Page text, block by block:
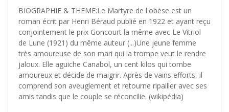
BIOGRAPHIE & THEME:Le Martyre de l'obèse est un
roman écrit par Henri Béraud publié en 1922 et ayant reçu
conjointement le prix Goncourt la même avec Le Vitriol
de Lune (1921) du même auteur (...)Une jeune femme
très amoureuse de son mari qui la trompe veut le rendre
jaloux. Elle aguiche Canabol, un cent kilos qui tombe
amoureux et décide de maigrir. Après de vains efforts, il
comprend son aveuglement et retourne ripailler avec ses
amis tandis que le couple se réconcilie. (wikipédia)